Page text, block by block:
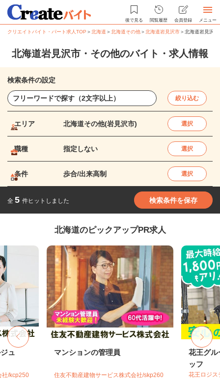
後で見る 閲覧履歴 会員登録 メニュー
クリエイトバイト・パート求人TOP ＞北海道 ＞北海道その他＞北海道岩見沢市＞北海道岩見沢
北海道岩見沢市・その他のバイト・求人情報
検索条件の設定
絞り込む
エリア 北海道その他(岩見沢市) 選択
職種 指定しない 選択
条件 歩合/出来高制 選択
全 5 件ヒットしました 検索条件を保存
北海道のピックアップPR求人
ュ
社/kcp250
マンションの管理員
住友不動産建物サービス株式会社/skp260
花王グル
ッフ
花王ロジ